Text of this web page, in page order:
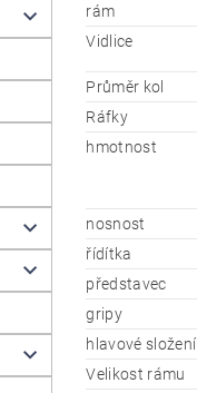
rám
Vidlice
Průměr kol
Ráfky
hmotnost
nosnost
řídítka
představec
gripy
hlavové složení
Velikost rámu